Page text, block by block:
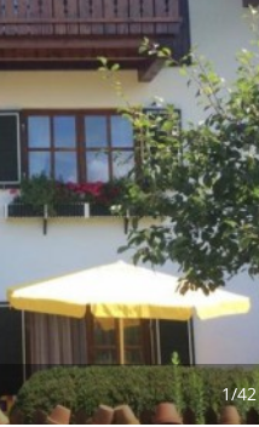
1/42